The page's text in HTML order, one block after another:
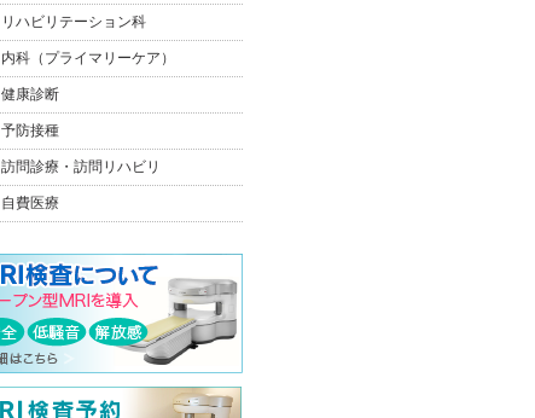
リハビリテーション科
内科（プライマリーケア）
健康診断
予防接種
訪問診療・訪問リハビリ
自費医療